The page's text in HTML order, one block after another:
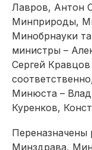
Лавров, Антон
Минприроды,
Минобрнауки
министры –
Сергей
Минюста –
Куренков,
Переназначены
Минздрава,